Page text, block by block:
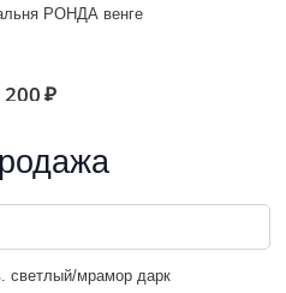
РОНДА венге
200 ₽
светлый/мрамор дарк